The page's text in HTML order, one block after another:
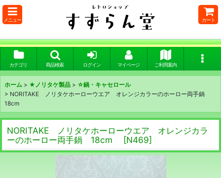
メニュー カート
カテゴリ 商品検索 ログイン マイページ ご利用案内
ホーム > ★ノリタケ製品 > ☆鍋・キャセロール
> NORITAKE ノリタケホーローウエア オレンジカラーのホーロー両手鍋
18cm
NORITAKE ノリタケホーローウエア オレンジカラ
ーのホーロー両手鍋 18cm
[N469]